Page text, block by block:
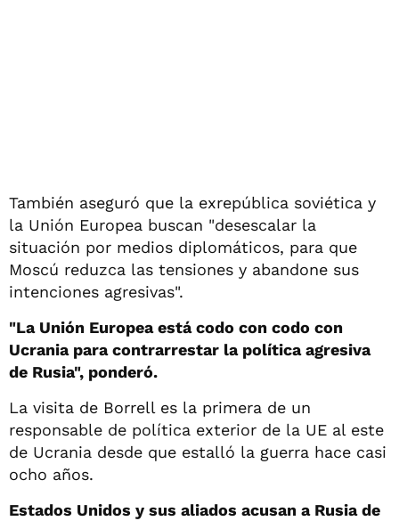
También aseguró que la exrepública soviética y
la Unión Europea buscan "desescalar la
situación por medios diplomáticos, para que
Moscú reduzca las tensiones y abandone sus
intenciones agresivas".
"La Unión Europea está codo con codo con
Ucrania para contrarrestar la política agresiva
de Rusia", ponderó.
La visita de Borrell es la primera de un
responsable de política exterior de la UE al este
de Ucrania desde que estalló la guerra hace casi
ocho años.
Estados Unidos y sus aliados acusan a Rusia de